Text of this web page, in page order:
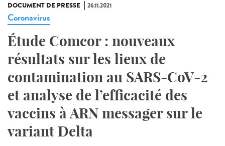
DOCUMENT DE PRESSE 26.11.2021
Coronavirus
Étude Comcor : nouveaux
résultats sur les lieux de
contamination au SARS-CoV-2
et analyse de l’efficacité des
vaccins à ARN messager sur le
variant Delta